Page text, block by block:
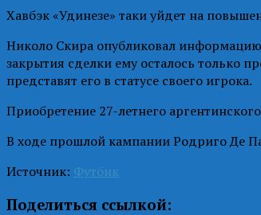
Хавбэк «Удинезе» таки уйдет на
Николо Скира опубликовал
закрытия сделки ему осталось только
представят его в статусе своего игрока.
Приобретение 27-летнего
В ходе прошлой кампании Родриго Де
Источник: Футбик
Поделиться ссылкой: